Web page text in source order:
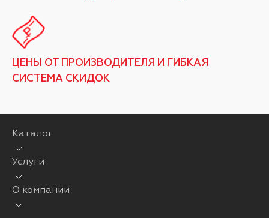
ЦЕНЫ ОТ ПРОИЗВОДИТЕЛЯ И ГИБКАЯ
СИСТЕМА СКИДОК
Каталог
Услуги
О компании